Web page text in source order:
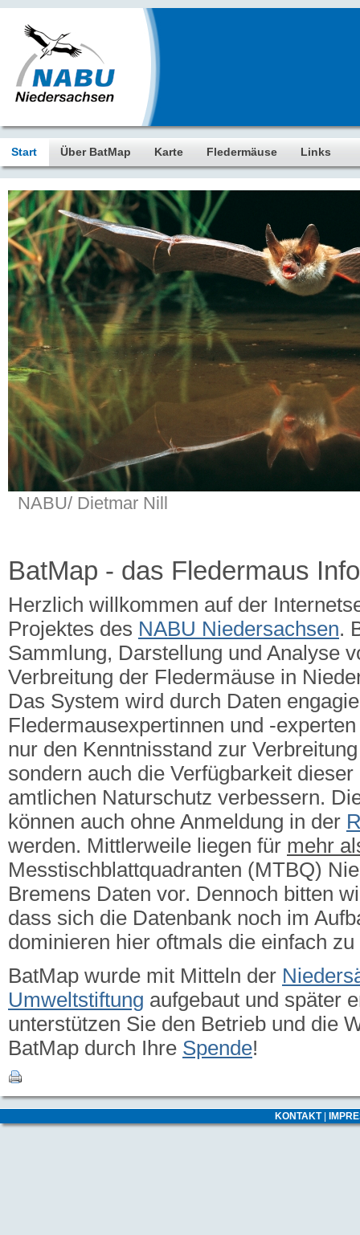
Start Über BatMap Karte Fledermäuse Links
NABU/ Dietmar Nill
BatMap - das Fledermaus
Herzlich willkommen auf der
Projektes des NABU Niedersachsen.
Sammlung, Darstellung und Analyse
Verbreitung der Fledermäuse in
Das System wird durch Daten
Fledermausexpertinnen und -
nur den Kenntnisstand zur
sondern auch die Verfügbarkeit
amtlichen Naturschutz verbessern.
können auch ohne Anmeldung in der
werden. Mittlerweile liegen für mehr
Messtischblattquadranten (MTBQ)
Bremens Daten vor. Dennoch bitten
dass sich die Datenbank noch im
dominieren hier oftmals die einfach
BatMap wurde mit Mitteln der
Umweltstiftung aufgebaut und später
unterstützen Sie den Betrieb und die
BatMap durch Ihre Spende!
KONTAKT|